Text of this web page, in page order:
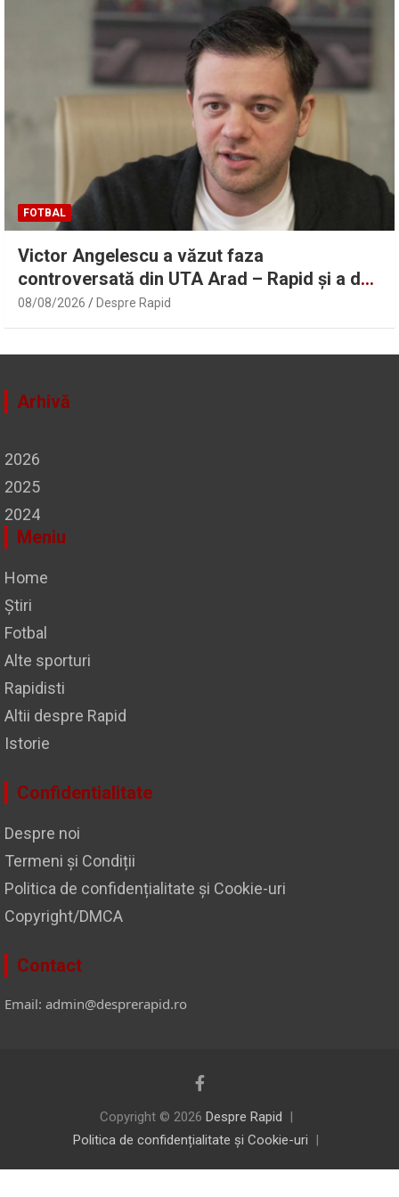
FOTBAL
Victor Angelescu a văzut faza
controversată din UTA Arad – Rapid și a dat
verdictul: „Nu sunt frustrat” | Sport.ro
08/08/2026 Despre Rapid
Arhivă
2026
2025
2024
Meniu
Home
Știri
Fotbal
Alte sporturi
Rapidisti
Altii despre Rapid
Istorie
Confidentialitate
Despre noi
Termeni și Condiții
Politica de confidențialitate și Cookie-uri
Copyright/DMCA
Contact
Email: admin@desprerapid.ro
Copyright © 2026 Despre Rapid
Politica de confidențialitate și Cookie-uri